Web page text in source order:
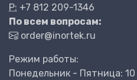
P: +7 812 209-1346
По всем вопросам:
order@inortek.ru
Режим работы:
Понедельник - Пятница: 10